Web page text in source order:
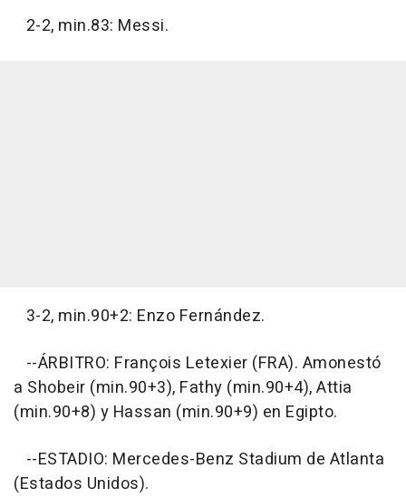
2-2, min.83: Messi.
3-2, min.90+2: Enzo Fernández.
--ÁRBITRO: François Letexier (FRA). Amonestó
a Shobeir (min.90+3), Fathy (min.90+4), Attia
(min.90+8) y Hassan (min.90+9) en Egipto.
--ESTADIO: Mercedes-Benz Stadium de Atlanta
(Estados Unidos).